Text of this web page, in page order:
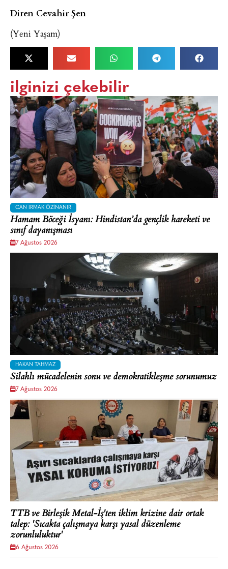
Diren Cevahir Şen
(Yeni Yaşam)
ilginizi çekebilir
CAN IRMAK ÖZINANIR
Hamam Böceği İsyanı: Hindistan’da gençlik hareketi ve
sınıf dayanışması
7 Ağustos 2026
HAKAN TAHMAZ
Silahlı mücadelenin sonu ve demokratikleşme sorunumuz
7 Ağustos 2026
TTB ve Birleşik Metal-İş'ten iklim krizine dair ortak
talep: 'Sıcakta çalışmaya karşı yasal düzenleme
zorunluluktur'
6 Ağustos 2026